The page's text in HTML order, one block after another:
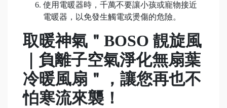
使用電暖器時，千萬不要讓小孩或寵物接近
電暖器，以免發生觸電或燙傷的危險。
取暖神氣＂BOSO 靚旋風
｜負離子空氣淨化無扇葉
冷暖風扇＂，讓您再也不
怕寒流來襲！